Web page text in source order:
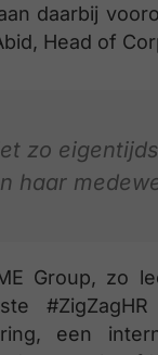
daarbij
Head of
zo
haar
Group, zo
een